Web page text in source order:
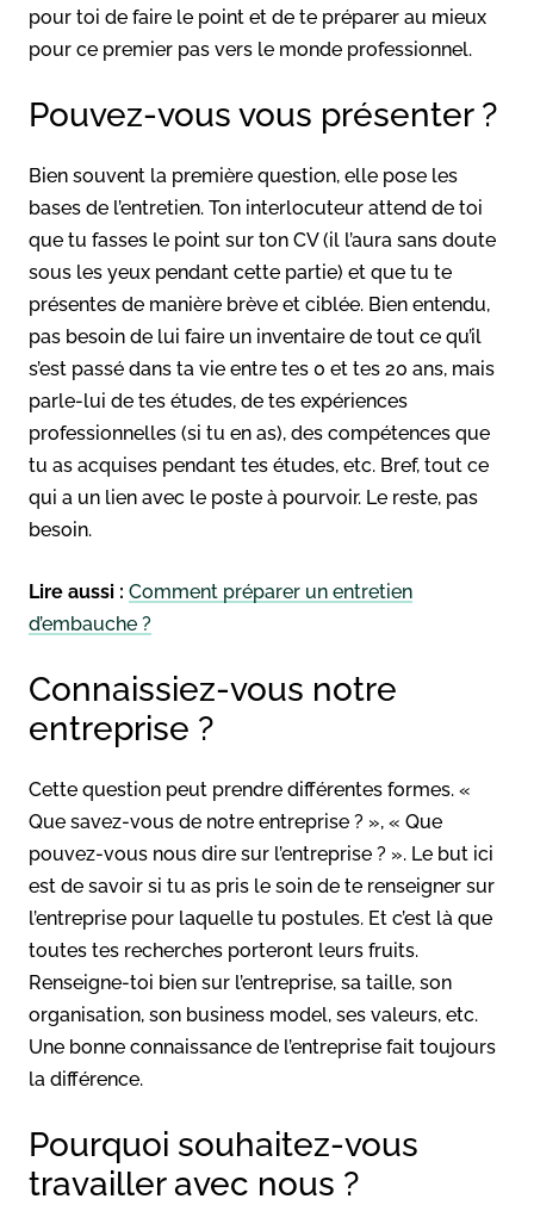
pour toi de faire le point et de te préparer au mieux
pour ce premier pas vers le monde professionnel.
Pouvez-vous vous présenter ?
Bien souvent la première question, elle pose les
bases de l’entretien. Ton interlocuteur attend de toi
que tu fasses le point sur ton CV (il l’aura sans doute
sous les yeux pendant cette partie) et que tu te
présentes de manière brève et ciblée. Bien entendu,
pas besoin de lui faire un inventaire de tout ce qu’il
s’est passé dans ta vie entre tes 0 et tes 20 ans, mais
parle-lui de tes études, de tes expériences
professionnelles (si tu en as), des compétences que
tu as acquises pendant tes études, etc. Bref, tout ce
qui a un lien avec le poste à pourvoir. Le reste, pas
besoin.
Lire aussi : Comment préparer un entretien
d’embauche ?
Connaissiez-vous notre
entreprise ?
Cette question peut prendre différentes formes. «
Que savez-vous de notre entreprise ? », « Que
pouvez-vous nous dire sur l’entreprise ? ». Le but ici
est de savoir si tu as pris le soin de te renseigner sur
l’entreprise pour laquelle tu postules. Et c’est là que
toutes tes recherches porteront leurs fruits.
Renseigne-toi bien sur l’entreprise, sa taille, son
organisation, son business model, ses valeurs, etc.
Une bonne connaissance de l’entreprise fait toujours
la différence.
Pourquoi souhaitez-vous
travailler avec nous ?